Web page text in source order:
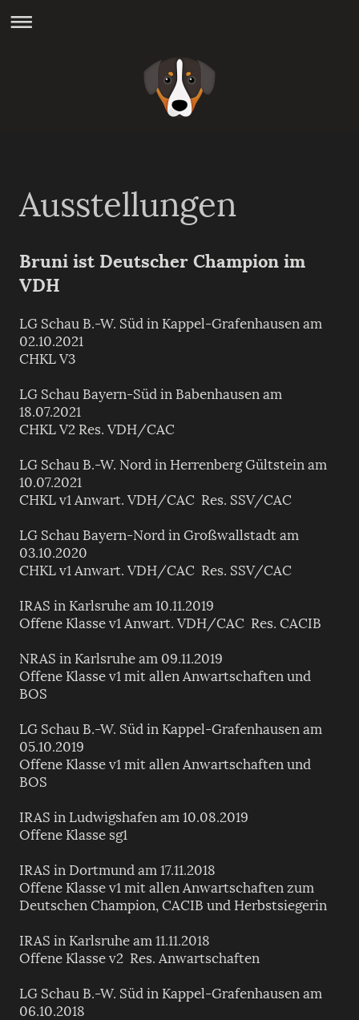
Ausstellungen
Bruni ist Deutscher Champion im
VDH
LG Schau B.-W. Süd in Kappel-Grafenhausen am
02.10.2021
CHKL V3
LG Schau Bayern-Süd in Babenhausen am
18.07.2021
CHKL V2 Res. VDH/CAC
LG Schau B.-W. Nord in Herrenberg Gültstein am
10.07.2021
CHKL v1 Anwart. VDH/CAC Res. SSV/CAC
LG Schau Bayern-Nord in Großwallstadt am
03.10.2020
CHKL v1 Anwart. VDH/CAC Res. SSV/CAC
IRAS in Karlsruhe am 10.11.2019
Offene Klasse v1 Anwart. VDH/CAC Res. CACIB
NRAS in Karlsruhe am 09.11.2019
Offene Klasse v1 mit allen Anwartschaften und
BOS
LG Schau B.-W. Süd in Kappel-Grafenhausen am
05.10.2019
Offene Klasse v1 mit allen Anwartschaften und
BOS
IRAS in Ludwigshafen am 10.08.2019
Offene Klasse sg1
IRAS in Dortmund am 17.11.2018
Offene Klasse v1 mit allen Anwartschaften zum
Deutschen Champion, CACIB und Herbstsiegerin
IRAS in Karlsruhe am 11.11.2018
Offene Klasse v2 Res. Anwartschaften
LG Schau B.-W. Süd in Kappel-Grafenhausen am
06.10.2018